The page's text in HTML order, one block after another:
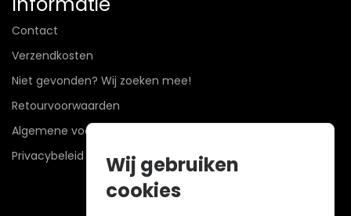
Contact
Verzendkosten
Niet gevonden? Wij zoeken mee!
Retourvoorwaarden
Algemene voorwaarden
Privacybeleid
Wij gebruiken
cookies